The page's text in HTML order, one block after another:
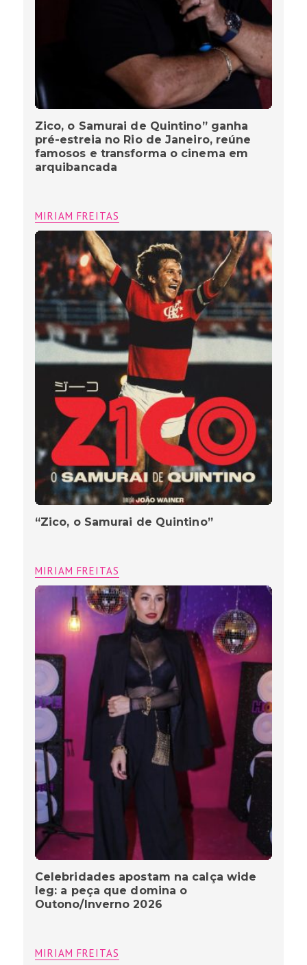
Zico, o Samurai de Quintino” ganha
pré-estreia no Rio de Janeiro, reúne
famosos e transforma o cinema em
arquibancada
MIRIAM FREITAS
“Zico, o Samurai de Quintino”
MIRIAM FREITAS
Celebridades apostam na calça wide
leg: a peça que domina o
Outono/Inverno 2026
MIRIAM FREITAS